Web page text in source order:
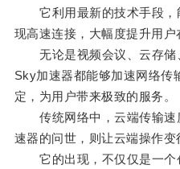
它利用最新的技术手段，
现高速连接，大幅度提升用户
无论是视频会议、云存储
Sky加速器都能够加速网络传
定，为用户带来极致的服务。
传统网络中，云端传输速
速器的问世，则让云端操作变
它的出现，不仅仅是一个